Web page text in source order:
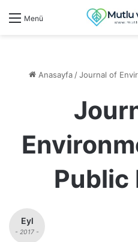
Menü
Anasayfa / Journal of
Public
Eyl
- 2017 -